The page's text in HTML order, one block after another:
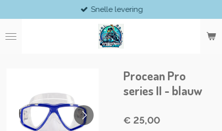
direct
naar
de
Snelle levering
Procean Pro
series II - blauw
€ 25,00